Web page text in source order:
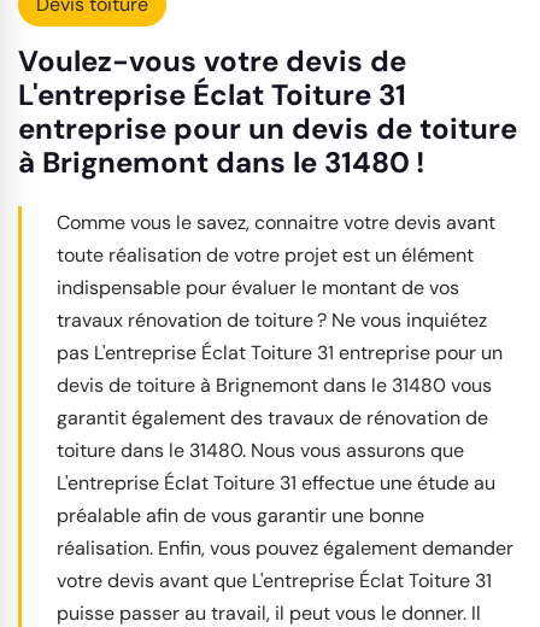
Voulez-vous votre devis de
L'entreprise Éclat Toiture 31
entreprise pour un devis de toiture
à Brignemont dans le 31480 !
Comme vous le savez, connaitre votre devis avant
toute réalisation de votre projet est un élément
indispensable pour évaluer le montant de vos
travaux rénovation de toiture ? Ne vous inquiétez
pas L'entreprise Éclat Toiture 31 entreprise pour un
devis de toiture à Brignemont dans le 31480 vous
garantit également des travaux de rénovation de
toiture dans le 31480. Nous vous assurons que
L'entreprise Éclat Toiture 31 effectue une étude au
préalable afin de vous garantir une bonne
réalisation. Enfin, vous pouvez également demander
votre devis avant que L'entreprise Éclat Toiture 31
puisse passer au travail, il peut vous le donner. Il